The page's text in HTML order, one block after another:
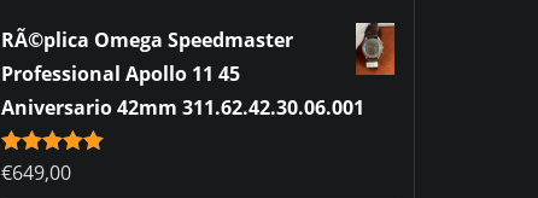
RÃ©plica Omega Speedmaster
Professional Apollo 11 45
Aniversario 42mm 311.62.42.30.06.001
Rated5.00
out of 5
€649,00